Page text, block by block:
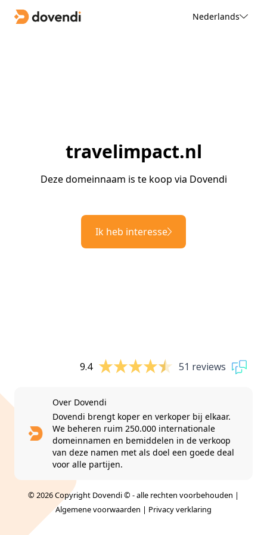
Nederlands
travelimpact.nl
Deze domeinnaam is te koop via Dovendi
Ik heb interesse
9.4 51 reviews
Over Dovendi
Dovendi brengt koper en verkoper bij elkaar.
We beheren ruim 250.000 internationale
domeinnamen en bemiddelen in de verkoop
van deze namen met als doel een goede deal
voor alle partijen.
© 2026 Copyright Dovendi © - alle rechten voorbehouden |
Algemene voorwaarden | Privacy verklaring